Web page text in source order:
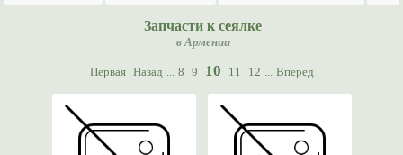
Запчасти к сеялке
в Армении
Первая Назад ... 8 9 10 11 12 ... Вперед